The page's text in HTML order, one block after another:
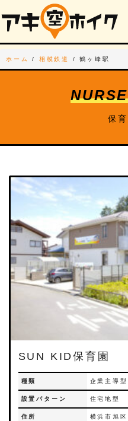
ホーム / 相模鉄道 /鶴ヶ峰駅
保
SUN KID保育園
種類 企業主導型
設置パターン 住宅地型
住所 横浜市旭